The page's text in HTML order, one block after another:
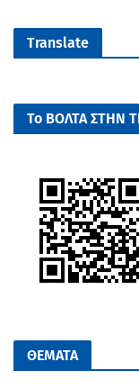
Translate
Το ΒΟΛΤΑ ΣΤΗΝ
ΘΕΜΑΤΑ